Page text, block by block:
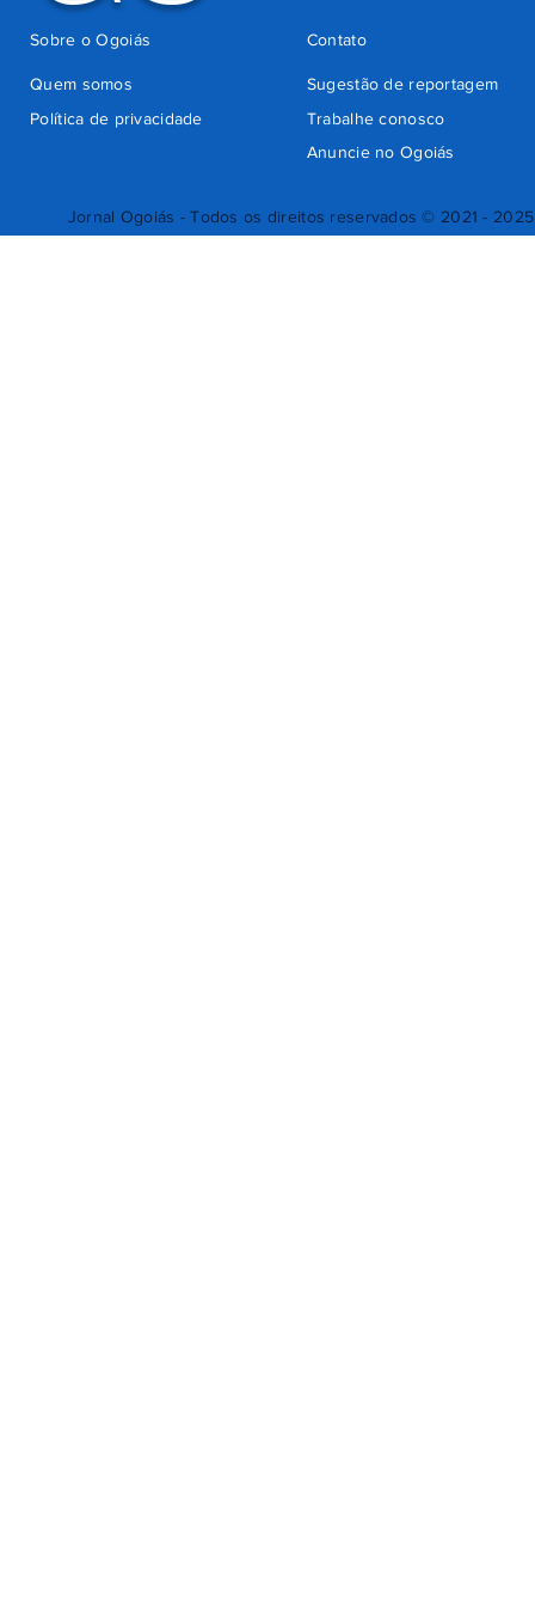
Jornal Ogoiás - Todos os direitos reservados © 2021 - 2025
Quem somos
Sugestão de reportagem
Trabalhe conosco
Política de privacidade
Anuncie no Ogoiás
Contato
Sobre o Ogoiás